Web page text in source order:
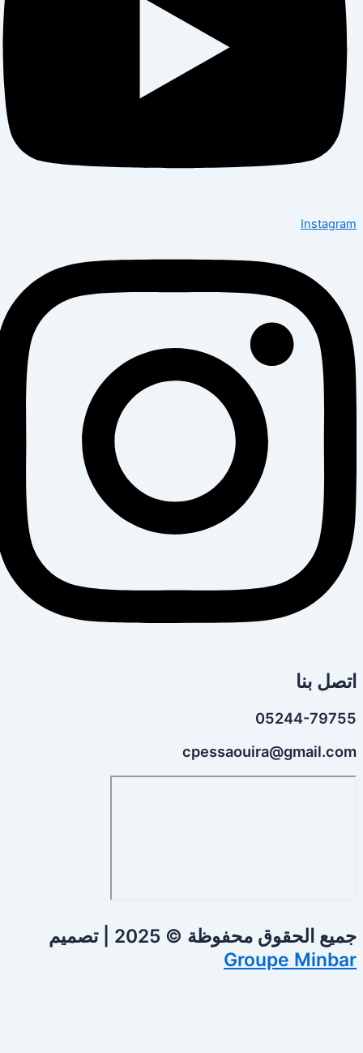
Instagram
اتصل بنا
05244-79755
cpessaouira@gmail.com
جميع الحقوق محفوظة © 2025 | تصميم
Groupe Minbar